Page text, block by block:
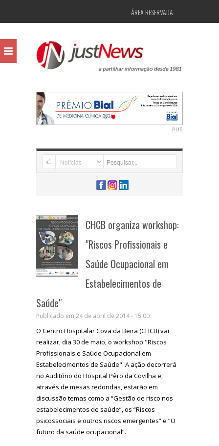
ÁREA RESERVADA
PUB
CHCB organiza workshop:
"Riscos Profissionais e
Saúde Ocupacional em
Estabelecimentos de
Saúde"
Publicado em 24 de abril de 2014 - 15:00
O Centro Hospitalar Cova da Beira (CHCB) vai
realizar, dia 30 de maio, o workshop "Riscos
Profissionais e Saúde Ocupacional em
Estabelecimentos de Saúde". A ação decorrerá
no Auditório do Hospital Pêro da Covilhã e,
através de mesas redondas, estarão em
discussão temas como a “Gestão de risco nos
estabelecimentos de saúde”, os “Riscos
psicossociais e outros riscos emergentes” e “O
futuro da saúde ocupacional”.